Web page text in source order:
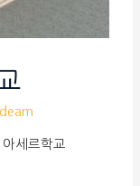
세르학교